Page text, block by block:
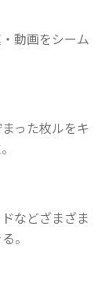
動画をシーム
った枚ルをキ
などざまざま
。